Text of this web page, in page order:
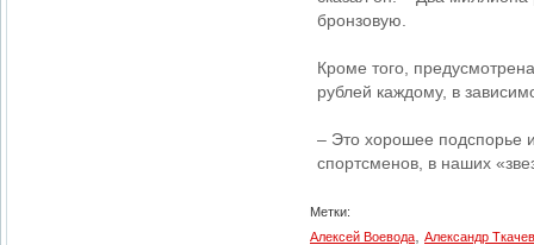
бронзовую.
Кроме того,
рублей каждому, в
– Это хорошее подспорье
спортсменов, в наших
Метки:
Алексей Воевода
Александр Ткачев